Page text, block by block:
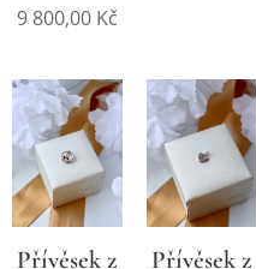
9 800,00 Kč
Přívěsek z
Přívěsek z